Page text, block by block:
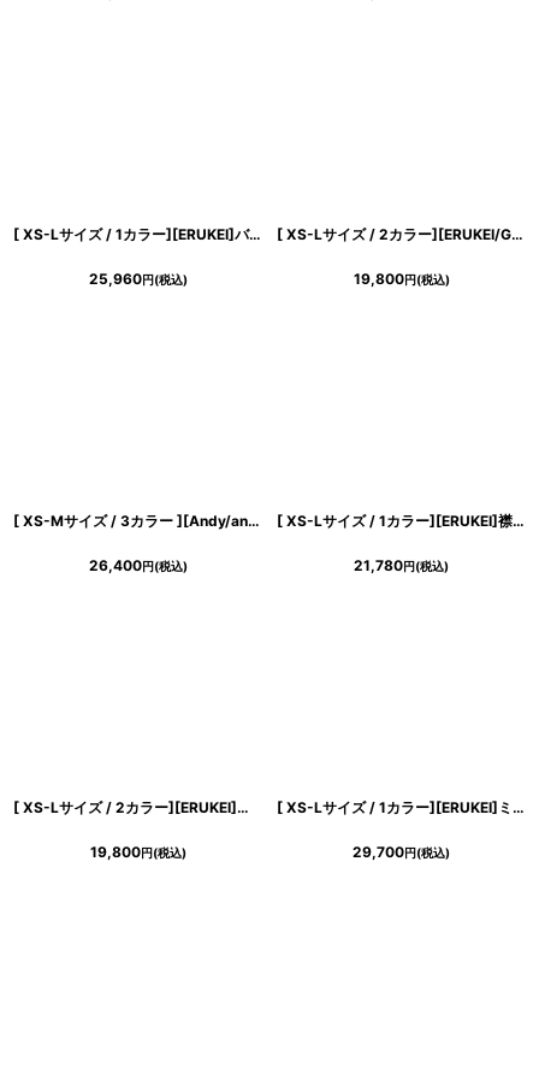
[ XS-Lサイズ / 1カラー][ERUKEI]バイカラー・ビジューボタン・シンプル・オフショルダー・Aライン・ミニドレス・ワンピース[送料無料]
25,960円(税込)
[ XS-Lサイズ / 2カラー][ERUKEI/GINZA COUTURE]ツイード・ノースリーブ・シンプル・フレア・Aライン・ミニドレス・ワンピース[送料無料]
19,800円(税込)
[ XS-Mサイズ / 3カラー ][Andy/an][an]長袖 袖あり・ウエストカット・アシンメトリー・ラップスカート・タイト・ミニドレス《送料＆代引き手数料無料》
26,400円(税込)
[ XS-Lサイズ / 1カラー][ERUKEI]襟付き・ツイード・ノースリーブ・バストカット・ハイウエスト・Aライン・フレア・ミニドレス・ワンピース[送料無料]
21,780円(税込)
[ XS-Lサイズ / 2カラー][ERUKEI]花柄・ノースリーブ・Vネック・ティアード・フレア・Aライン・ミニドレス・ワンピース[送料無料]
19,800円(税込)
[ XS-Lサイズ / 1カラー][ERUKEI]ミニ・ホワイト×ブラック・レース・花柄・リボン・Aライン・ノースリーブ・ミニドレス・ワンピース[山崎みどり着用][送料無料]mybk
29,700円(税込)